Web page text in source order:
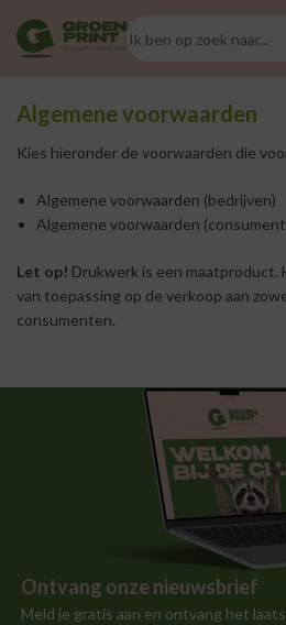
Algemene voorwaarden
Kies hieronder de voorwaarden die
Algemene voorwaarden (bedrijven)
Algemene voorwaarden
Let op! Drukwerk is een
van toepassing op de verkoop aan
consumenten.
Ontvang onze nieuwsbrief
Meld je gratis aan en ontvang het